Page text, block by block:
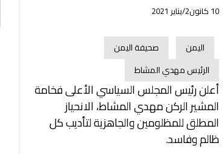
10 كانون2/يناير 2021
اليمن
صحيفة اليمن
الرئيس مهدي المشاط
أعلن رئيس المجلس السياسي الأعلى فخامة
المشير الركن مهدي المشاط، الانحياز
المطلق للمظلومين والجاهزية لتأديب كل
ظالم وفاسد.